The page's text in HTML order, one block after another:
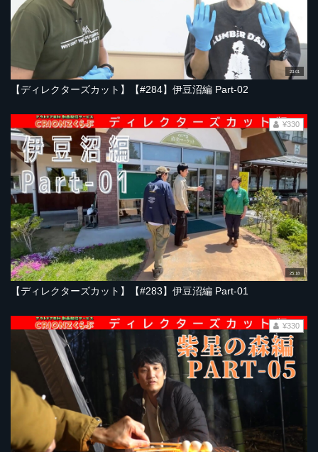
23:01
【ディレクターズカット】【#284】伊豆沼編 Part-02
25:18
【ディレクターズカット】【#283】伊豆沼編 Part-01
¥330
¥330